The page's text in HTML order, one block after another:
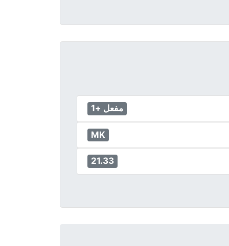
مفعل +1
MK
21.33